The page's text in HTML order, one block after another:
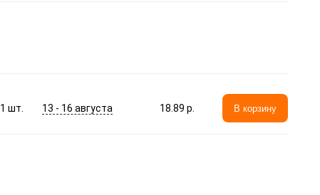
1 шт. 13 - 16 августа 18.89 p. В корзину